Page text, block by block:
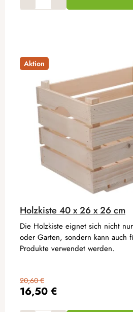
Aktion
Holzkiste 40 x 26 x 26 cm
16,50 €
20,60 €
Die Holzkiste eignet sich nicht
oder Garten, sondern kann auch
Produkte verwendet werden.